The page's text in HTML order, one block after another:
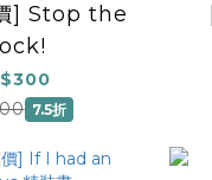
] Stop the
7.5折